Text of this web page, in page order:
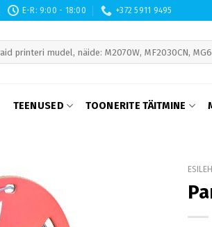
E-R: 9:00 - 18:00 +372 5911 9495
TEENUSED TOONERITE TÄITMINE